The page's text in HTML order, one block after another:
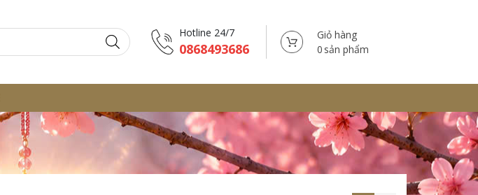
Hotline 24/7
0868493686
Giỏ hàng
sản phẩm